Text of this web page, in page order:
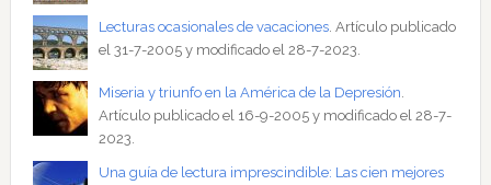
Lecturas ocasionales de vacaciones. Artículo publicado
el 31-7-2005 y modificado el 28-7-2023.
Miseria y triunfo en la América de la Depresión
Artículo publicado el 16-9-2005 y modificado el 28-7-
2023.
Una guía de lectura imprescindible: Las cien mejores